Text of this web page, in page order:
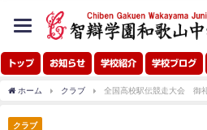
toggle
navigation
トップ お知らせ 学校紹介 学校ブログ
ホーム クラブ 全国高校駅伝競走大会 御礼
クラブ